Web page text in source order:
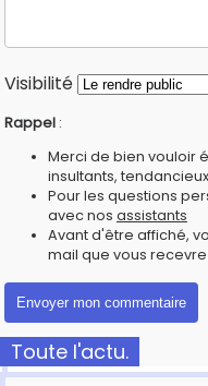
Visibilité
Rappel :
Merci de bien vouloir
insultants,
Pour les questions
avec nos assistants
Avant d'être affiché,
mail que vous
Toute l'actu.